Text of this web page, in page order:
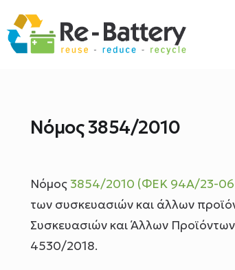
Νόμος 3854/2010
Νόμος 3854/2010 (ΦΕΚ 94Α/23-
των συσκευασιών και άλλων
Συσκευασιών και Άλλων
4530/2018.